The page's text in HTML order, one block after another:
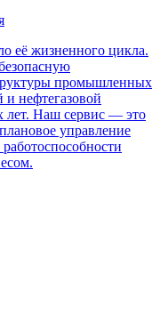
её жизненного цикла.
промышленных
нефтегазовой
лет. Наш сервис — это
управление